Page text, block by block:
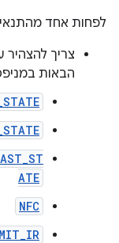
לפחות אחד
צריך
הבאות
ATE
NFC